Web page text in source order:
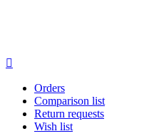

Orders
Comparison list
Return requests
Wish list